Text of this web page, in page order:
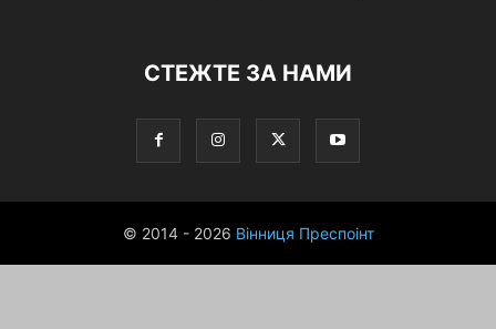
СТЕЖТЕ ЗА НАМИ
© 2014 - 2026 Вінниця Преспоінт